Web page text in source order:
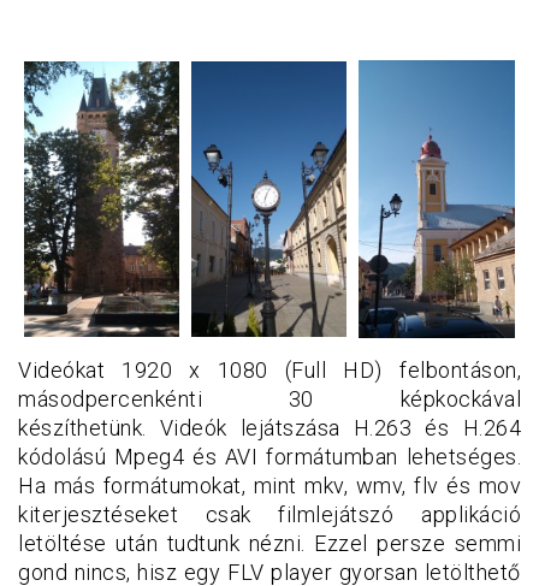
Videókat 1920 x 1080 (Full HD) felbontáson,
másodpercenkénti 30 képkockával
készíthetünk. Videók lejátszása H.263 és H.264
kódolású Mpeg4 és AVI formátumban lehetséges.
Ha más formátumokat, mint mkv, wmv, flv és mov
kiterjesztéseket csak filmlejátszó applikáció
letöltése után tudtunk nézni. Ezzel persze semmi
gond nincs, hisz egy FLV player gyorsan letölthető